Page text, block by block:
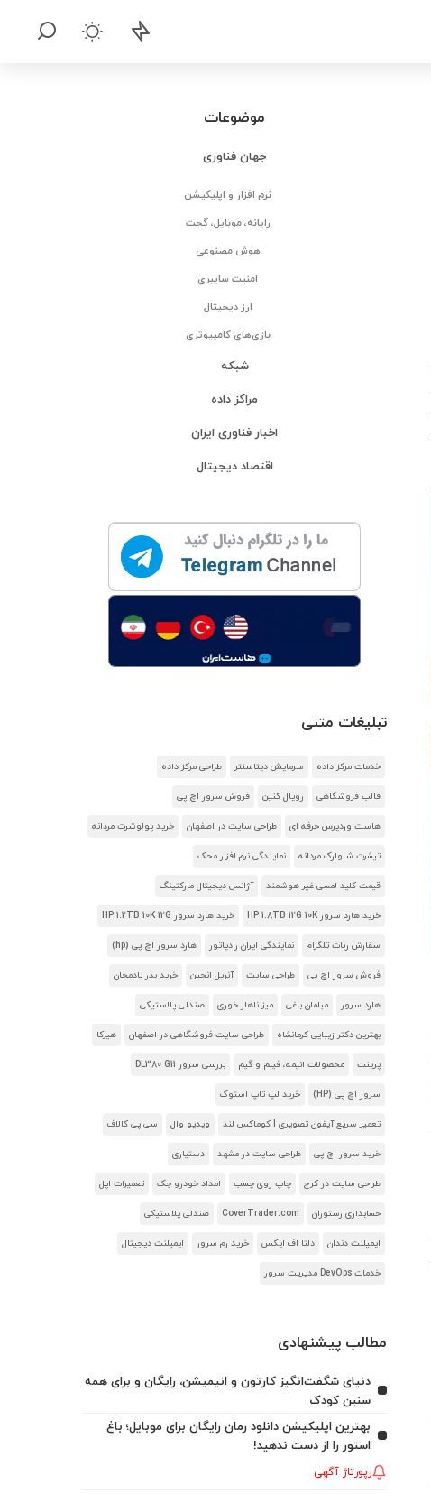
موضوعات
جهان فناوری
نرم افزار و اپلیکیشن
رایانه، موبایل، گجت
هوش مصنوعی
امنیت سایبری
ارز دیجیتال
بازی‌های کامپیوتری
شبکه
مراکز داده
اخبار فناوری ایران
اقتصاد دیجیتال
تبلیغات متنی
خدمات مرکز داده سرمایش دیتاسنتر طراحی مرکز داده
قالب فروشگاهی رویال کنین فروش سرور اچ پی
هاست وردپرس حرفه ای طراحی سایت در اصفهان خرید پولوشرت مردانه
تیشرت شلوارک مردانه نمایندگی نرم افزار محک
قیمت کلید لمسی غیر هوشمند آژانس دیجیتال مارکتینگ
خرید هارد سرور HP 1.8TB 12G 10K خرید هارد سرور HP 1.2TB 10K 12G
سفارش ربات تلگرام نمایندگی ایران رادیاتور هارد سرور اچ پی (hp)
فروش سرور اچ پی طراحی سایت آنریل انجین خرید بذر بادمجان
هارد سرور مبلمان باغی میز ناهار خوری صندلی پلاستیکی
بهترین دکتر زیبایی کرمانشاه طراحی سایت فروشگاهی در اصفهان هیرکا
پرینت محصولات انیمه، فیلم و گیم بررسی سرور DL380 G11
سرور اچ پی (HP) خرید لپ تاپ استوک
تعمیر سریع آیفون تصویری | کوماکس لند ویدیو وال سی پی کالاف
خرید سرور اچ پی طراحی سایت در مشهد دستیاری
طراحی سایت در کرج چاپ روی چسب امداد خودرو جک تعمیرات اپل
حسابداری رستوران CoverTrader.com صندلی پلاستیکی
ایمپلنت دندان دلتا اف ایکس خرید رم سرور ایمپلنت دیجیتال
خدمات DevOps مدیریت سرور
مطالب پیشنهادی
دنیای شگفت‌انگیز کارتون و انیمیشن، رایگان و برای همه
سنین کودک
بهترین اپلیکیشن دانلود رمان رایگان برای موبایل؛ باغ
استور را از دست ندهید!
رپورتاژ آگهی